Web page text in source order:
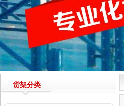
货架分类